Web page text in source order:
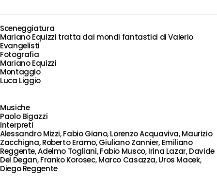
Sceneggiatura
Mariano Equizzi tratta dai mondi fantastici di Valerio
Evangelisti
Fotografia
Mariano Equizzi
Montaggio
Luca Liggio
Musiche
Paolo Bigazzi
Interpreti
Alessandro Mizzi, Fabio Giano, Lorenzo Acquaviva, Maurizio
Zacchigna, Roberto Eramo, Giuliano Zannier, Emiliano
Reggente, Adelmo Togliani, Fabio Musco, Irina Lazar, Davide
Del Degan, Franko Korosec, Marco Casazza, Uros Macek,
Diego Reggente